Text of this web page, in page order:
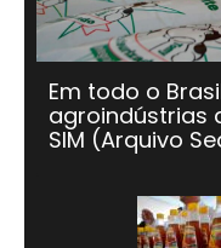
Em todo o
agroindústrias
SIM (Arquivo